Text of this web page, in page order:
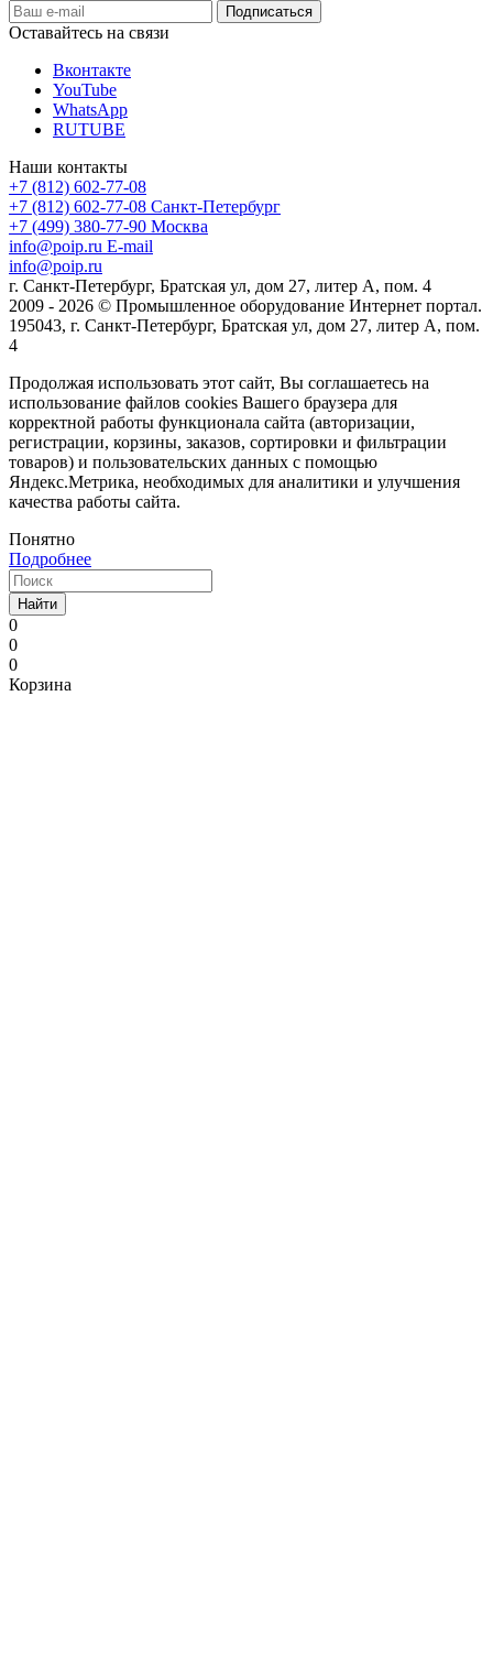
Оставайтесь на связи
Вконтакте
YouTube
WhatsApp
RUTUBE
Наши контакты
+7 (812) 602-77-08
+7 (812) 602-77-08 Санкт-Петербург
+7 (499) 380-77-90 Москва
info@poip.ru E-mail
info@poip.ru
г. Санкт-Петербург, Братская ул, дом 27, литер А, пом. 4
2009 - 2026 © Промышленное оборудование Интернет портал.
195043, г. Санкт-Петербург, Братская ул, дом 27, литер А, пом.
4
Продолжая использовать этот сайт, Вы соглашаетесь на
использование файлов cookies Вашего браузера для
корректной работы функционала сайта (авторизации,
регистрации, корзины, заказов, сортировки и фильтрации
товаров) и пользовательских данных с помощью
Яндекс.Метрика, необходимых для аналитики и улучшения
качества работы сайта.
Понятно
Подробнее
Найти
0
0
0
Корзина